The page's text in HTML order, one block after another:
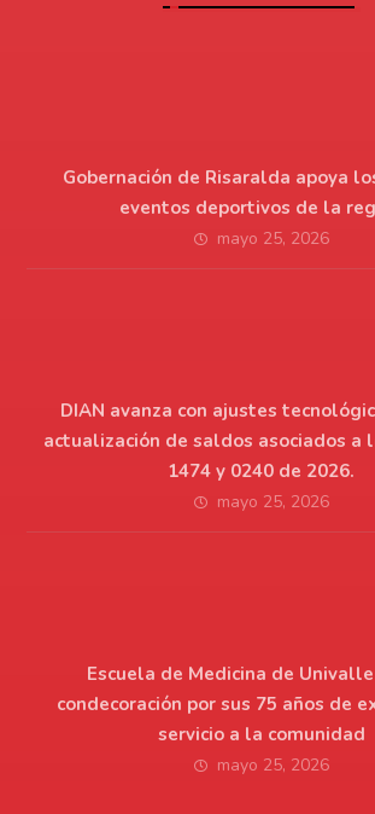
Gobernación de Risaralda apoya
eventos deportivos de la
mayo 25, 2026
DIAN avanza con ajustes
actualización de saldos asociados a
1474 y 0240 de 2026.
mayo 25, 2026
Escuela de Medicina de
condecoración por sus 75 años de
servicio a la comunidad
mayo 25, 2026